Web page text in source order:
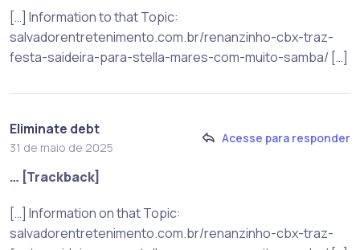
[…] Information to that Topic:
salvadorentretenimento.com.br/renanzinho-cbx-traz-
festa-saideira-para-stella-mares-com-muito-samba/ […]
Eliminate debt
31 de maio de 2025
Acesse para responder
… [Trackback]
[…] Information on that Topic:
salvadorentretenimento.com.br/renanzinho-cbx-traz-